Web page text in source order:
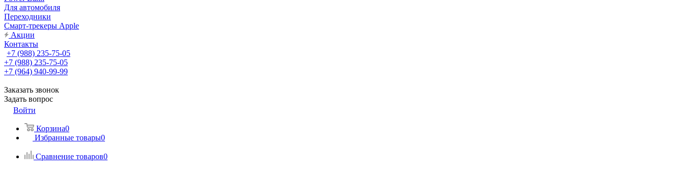
Для автомобиля
Переходники
Смарт-трекеры Apple
Акции
Контакты
+7 (988) 235-75-05
+7 (988) 235-75-05
+7 (964) 940-99-99
Заказать звонок
Задать вопрос
Войти
Корзина0
Избранные товары0
Сравнение товаров0